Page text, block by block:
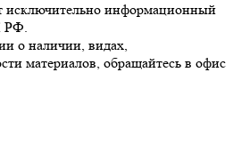
исключительно информационный
РФ.
о наличии, видах,
материалов, обращайтесь в офис